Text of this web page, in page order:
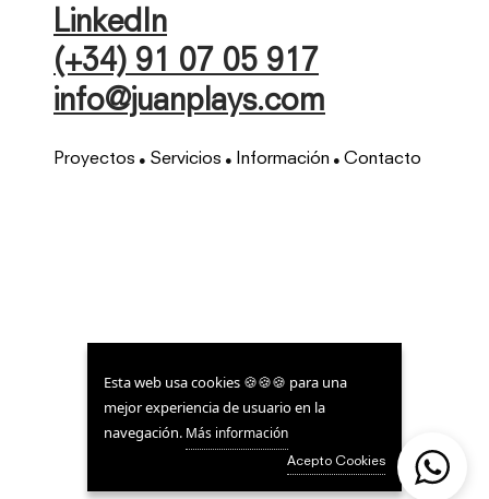
LinkedIn
(+34) 91 07 05 917
info@juanplays.com
Proyectos ● Servicios ● Información ● Contacto
Esta web usa cookies 🍪🍪🍪 para una
mejor experiencia de usuario en la
navegación. Más información
Acepto Cookies